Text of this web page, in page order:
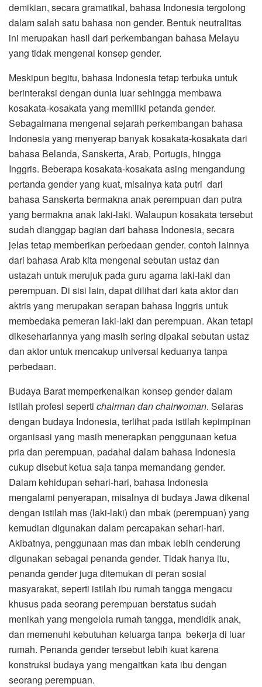
demikian, secara gramatikal, bahasa Indonesia tergolong
dalam salah satu bahasa non gender. Bentuk neutralitas
ini merupakan hasil dari perkembangan bahasa Melayu
yang tidak mengenal konsep gender.
Meskipun begitu, bahasa Indonesia tetap terbuka untuk
berinteraksi dengan dunia luar sehingga membawa
kosakata-kosakata yang memiliki petanda gender.
Sebagaimana mengenai sejarah perkembangan bahasa
Indonesia yang menyerap banyak kosakata-kosakata dari
bahasa Belanda, Sanskerta, Arab, Portugis, hingga
Inggris. Beberapa kosakata-kosakata asing mengandung
pertanda gender yang kuat, misalnya kata putri dari
bahasa Sanskerta bermakna anak perempuan dan putra
yang bermakna anak laki-laki. Walaupun kosakata tersebut
sudah dianggap bagian dari bahasa Indonesia, secara
jelas tetap memberikan perbedaan gender. contoh lainnya
dari bahasa Arab kita mengenal sebutan ustaz dan
ustazah untuk merujuk pada guru agama laki-laki dan
perempuan. Di sisi lain, dapat dilihat dari kata aktor dan
aktris yang merupakan serapan bahasa Inggris untuk
membedaka pemeran laki-laki dan perempuan. Akan tetapi
dikesehariannya yang masih sering dipakai sebutan ustaz
dan aktor untuk mencakup universal keduanya tanpa
perbedaan.
Budaya Barat memperkenalkan konsep gender dalam
istilah profesi seperti chairman dan chairwoman. Selaras
dengan budaya Indonesia, terlihat pada istilah kepimpinan
organisasi yang masih menerapkan penggunaan ketua
pria dan perempuan, padahal dalam bahasa Indonesia
cukup disebut ketua saja tanpa memandang gender.
Dalam kehidupan sehari-hari, bahasa Indonesia
mengalami penyerapan, misalnya di budaya Jawa dikenal
dengan istilah mas (laki-laki) dan mbak (perempuan) yang
kemudian digunakan dalam percapakan sehari-hari.
Akibatnya, penggunaan mas dan mbak lebih cenderung
digunakan sebagai penanda gender. Tidak hanya itu,
penanda gender juga ditemukan di peran sosial
masyarakat, seperti istilah ibu rumah tangga mengacu
khusus pada seorang perempuan berstatus sudah
menikah yang mengelola rumah tangga, mendidik anak,
dan memenuhi kebutuhan keluarga tanpa bekerja di luar
rumah. Penanda gender tersebut lebih kuat karena
konstruksi budaya yang mengaitkan kata ibu dengan
seorang perempuan.